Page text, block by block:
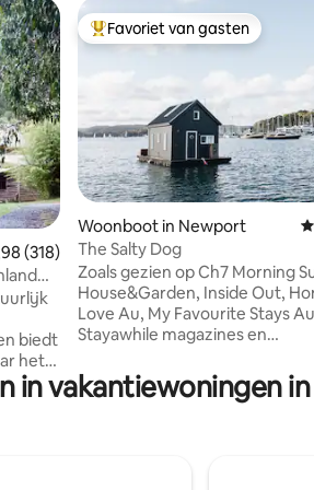
beoordeling van 4,98 uit 5, 318
(318)
biedt
het
op
de
Topfavoriet van gasten
Favoriet van gasten
Woonboot in Newport
The Salty Dog
Zoals gezien op Ch7 Morning
House&Garden, Inside Out,
Love Au, My Favourite Stays
Stayawhile magazines en
van zoute lucht, het geluid van
zon die glinstert van
voor het water, een houten
in vakantiewoningen